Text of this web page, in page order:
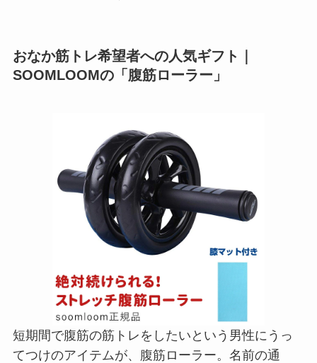
おなか筋トレ希望者への人気ギフト｜
SOOMLOOMの「腹筋ローラー」
短期間で腹筋の筋トレをしたいという男性にうっ
てつけのアイテムが、腹筋ローラー。名前の通